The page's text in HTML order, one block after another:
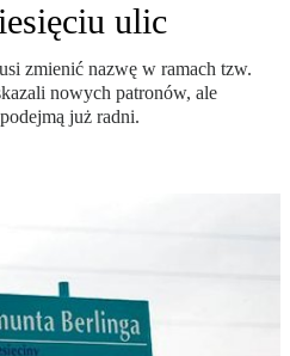
ulic
zmienić nazwę w ramach tzw.
nowych patronów, ale
już radni.